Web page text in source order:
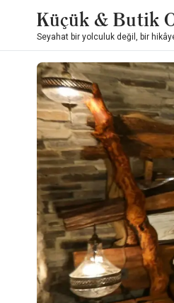
Küçük & Butik
Seyahat bir yolculuk değil, bir